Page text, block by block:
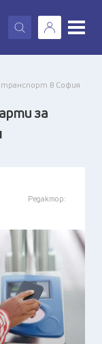
X
в София
за
Редактор: